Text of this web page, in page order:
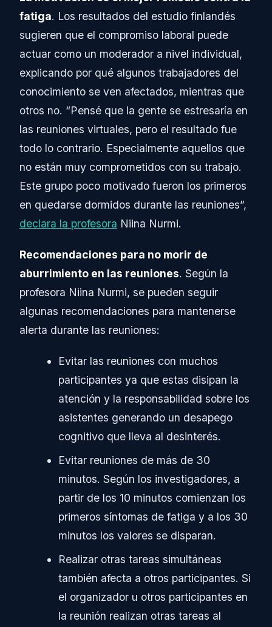
fatiga. Los resultados del estudio finlandés
sugieren que el compromiso laboral puede
actuar como un moderador a nivel individual,
explicando por qué algunos trabajadores del
conocimiento se ven afectados, mientras que
otros no. “Pensé que la gente se estresaría en
las reuniones virtuales, pero el resultado fue
todo lo contrario. Especialmente aquellos que
no están muy comprometidos con su trabajo.
Este grupo poco motivado fueron los primeros
en quedarse dormidos durante las reuniones”,
declara la profesora Niina Nurmi.
Recomendaciones para no morir de
aburrimiento en las reuniones. Según la
profesora Niina Nurmi, se pueden seguir
algunas recomendaciones para mantenerse
alerta durante las reuniones:
Evitar las reuniones con muchos
participantes ya que estas disipan la
atención y la responsabilidad sobre los
asistentes generando un desapego
cognitivo que lleva al desinterés.
Evitar reuniones de más de 30
minutos. Según los investigadores, a
partir de los 10 minutos comienzan los
primeros síntomas de fatiga y a los 30
minutos los valores se disparan.
Realizar otras tareas simultáneas
también afecta a otros participantes. Si
el organizador u otros participantes en
la reunión realizan otras tareas al